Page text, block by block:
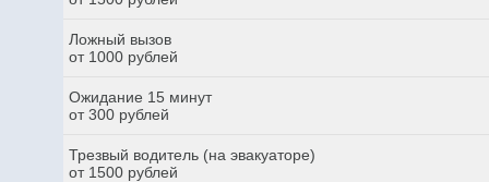
Ложный вызов
от 1000 рублей
Ожидание 15 минут
от 300 рублей
Трезвый водитель (на эвакуаторе)
от 1500 рублей